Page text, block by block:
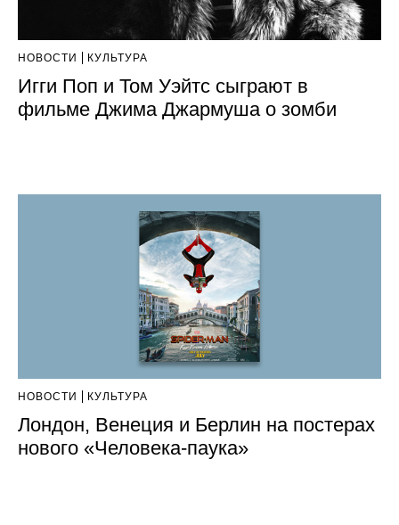
НОВОСТИ КУЛЬТУРА
Игги Поп и Том Уэйтс сыграют в
фильме Джима Джармуша о зомби
НОВОСТИ КУЛЬТУРА
Лондон, Венеция и Берлин на постерах
нового «Человека-паука»